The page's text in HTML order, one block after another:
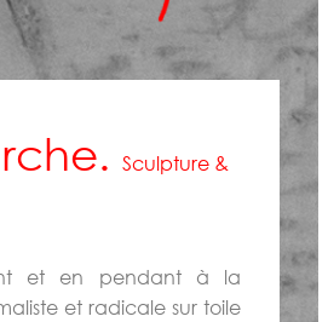
Sculpture &
et en pendant à la
et radicale sur toile